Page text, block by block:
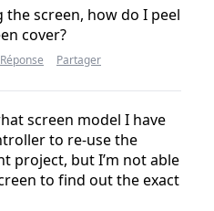
screen, how do I peel
cover?
Réponse Partager
screen model I have
to re-use the
project, but I’m not able
to find out the exact